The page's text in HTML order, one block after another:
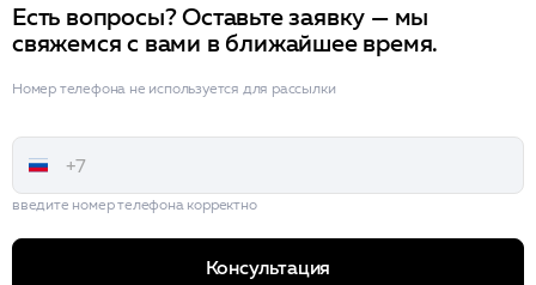
Есть вопросы? Оставьте заявку — мы
свяжемся с вами в ближайшее время.
Номер телефона не используется для рассылки
введите номер телефона корректно
Консультация